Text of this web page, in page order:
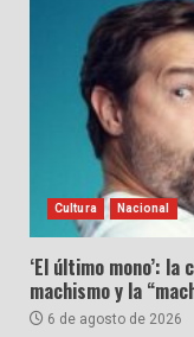
Cultura Nacional
‘El último mono’:
machismo y la
6 de agosto de 2026